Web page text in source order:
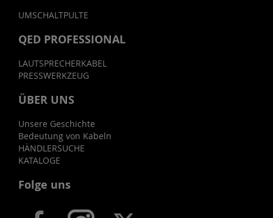
UMSCHALTPULTE
QED PROFESSIONAL
LAUTSPRECHERKABEL
PRESSWERKZEUG
ÜBER UNS
Unsere Geschichte
Bedeutung von Kabeln
HÄNDLERSUCHE
KATALOGE
Folge uns